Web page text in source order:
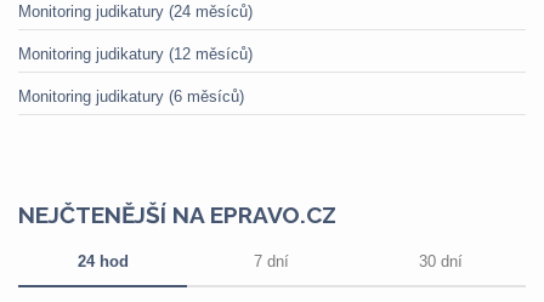
Monitoring judikatury (24 měsíců)
Monitoring judikatury (12 měsíců)
Monitoring judikatury (6 měsíců)
NEJČTENĚJŠÍ NA EPRAVO.CZ
24 hod 7 dní 30 dní